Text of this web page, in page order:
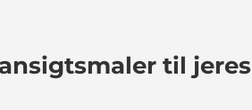
til jeres